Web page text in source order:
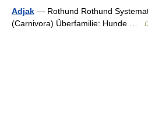
Adjak — Rothund Rothund
(Carnivora) Überfamilie: Hunde …